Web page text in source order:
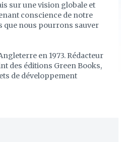
sur une vision globale et
conscience de notre
que nous pourrons sauver
en 1973. Rédacteur
des éditions Green Books,
de développement